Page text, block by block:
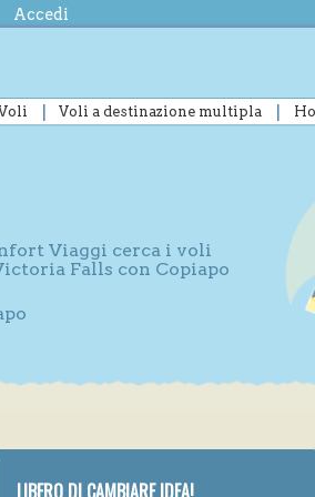
Accedi
Voli a destinazione multipla
Viaggi cerca i voli
Falls con Copiapo
LIBERO DI CAMBIARE IDEA!